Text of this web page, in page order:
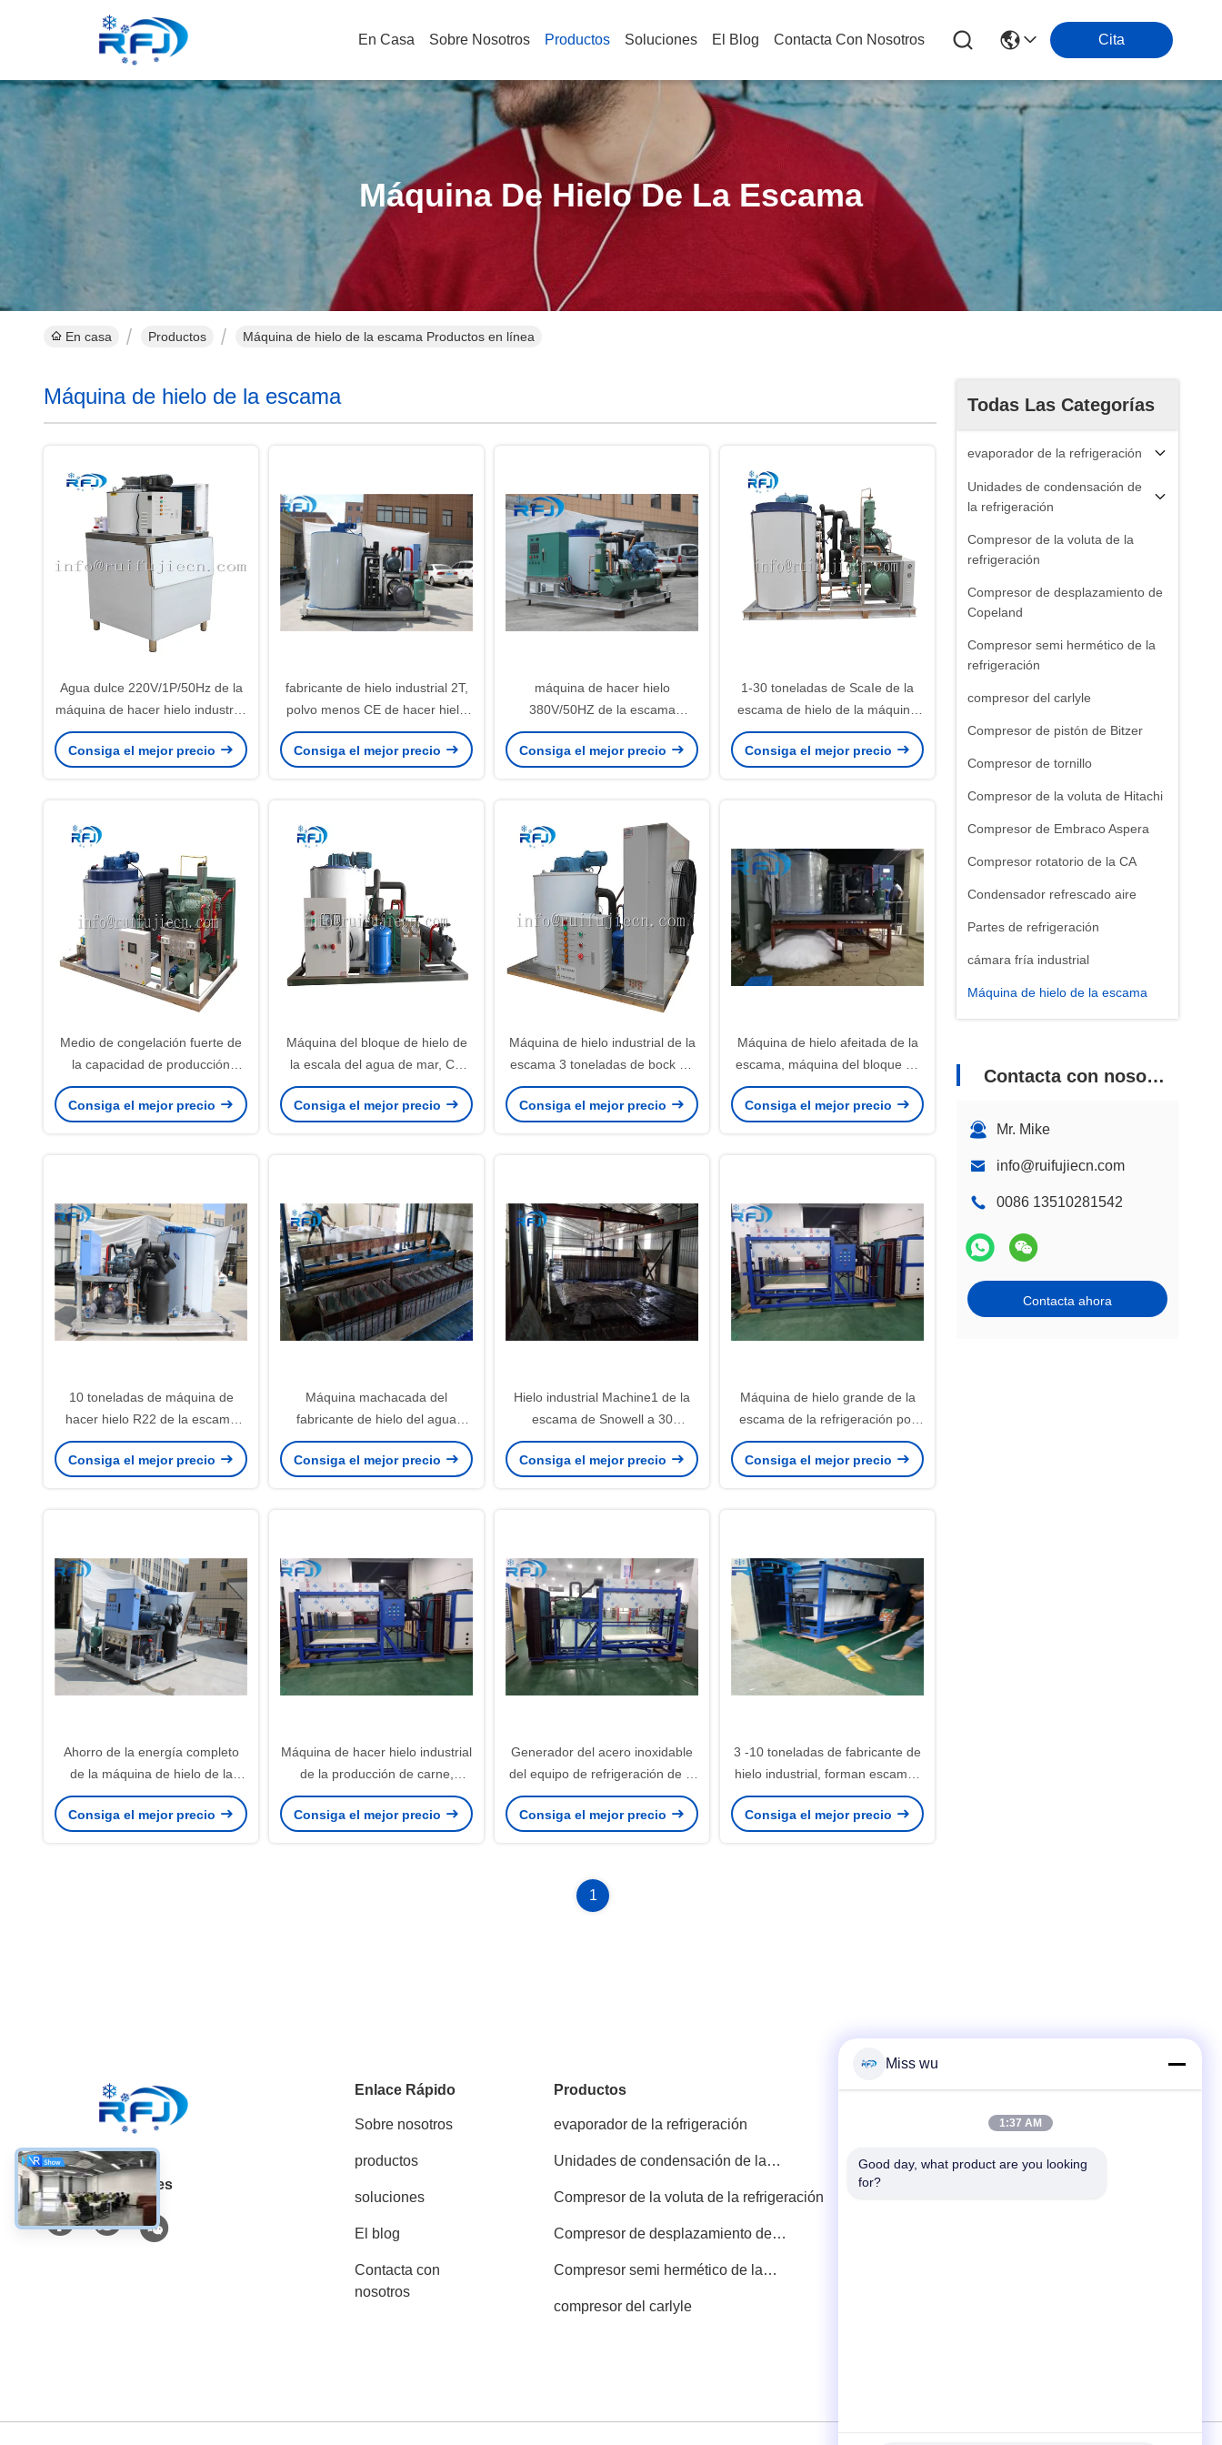
En Casa Sobre Nosotros Productos Soluciones El Blog Contacta Con Nosotros Cita
Máquina De Hielo De La Escama
En casa Productos Máquina de hielo de la escama Productos en línea
Todas Las Categorías
evaporador de la refrigeración
Unidades de condensación de
la refrigeración
Compresor de la voluta de la
refrigeración
Compresor de desplazamiento de
Copeland
Compresor semi hermético de la
refrigeración
compresor del carlyle
Compresor de pistón de Bitzer
Compresor de tornillo
Compresor de la voluta de Hitachi
Compresor de Embraco Aspera
Compresor rotatorio de la CA
Condensador refrescado aire
Partes de refrigeración
cámara fría industrial
Máquina de hielo de la escama
Contacta con nosotros
Mr. Mike
info@ruifujiecn.com
0086 13510281542
Contacta ahora
Máquina de hielo de la escama
Agua dulce 220V/1P/50Hz de la
máquina de hacer hielo industrial
de 3 toneladas para la zona de
pesca
Consiga el mejor precio
fabricante de hielo industrial 2T,
polvo menos CE de hacer hielo
de la máquina de la escama
certificado
Consiga el mejor precio
máquina de hacer hielo
380V/50HZ de la escama
industrial del tubo 1-60t/24h con
la certificación del CE
Consiga el mejor precio
1-30 toneladas de ScaIe de la
escama de hielo de la máquina
de la talla media de material
grande del acero inoxidable 304
Consiga el mejor precio
Medio de congelación fuerte de
la capacidad de producción
R404A del fabricante de hielo de
la escama de la tonelada del
Consiga el mejor precio
Máquina del bloque de hielo de
la escala del agua de mar, CE
LVD del fabricante de hielo de la
escama de la encimera
Consiga el mejor precio
Máquina de hielo industrial de la
escama 3 toneladas de bock de
380V/50HZ/compresor de
Bitzer/de
Consiga el mejor precio
Máquina de hielo afeitada de la
escama, máquina del bloque de
hielo 380V/50Hz/3P garantía de
1 año
Consiga el mejor precio
10 toneladas de máquina de
hacer hielo R22 de la escama
industrial/condición refrigerante
de R404A nueva
Consiga el mejor precio
Máquina machacada del
fabricante de hielo del agua
salada de 3 toneladas, fabricante
de hielo durable de la escama
Consiga el mejor precio
Hielo industrial Machine1 de la
escama de Snowell a 30
toneladas de grueso de
1.5~2.2m m para los pescados
Consiga el mejor precio
Máquina de hielo grande de la
escama de la refrigeración por
agua 10 toneladas de vida útil
larga refrigerante para los
Consiga el mejor precio
Ahorro de la energía completo
de la máquina de hielo de la
escama del control automático
para la transformación de los
Consiga el mejor precio
Máquina de hacer hielo industrial
de la producción de carne,
máquina 50Hz del fabricante de
hielo 380V
Consiga el mejor precio
Generador del acero inoxidable
del equipo de refrigeración de la
máquina de hielo de la escama
del agua marina
Consiga el mejor precio
3 -10 toneladas de fabricante de
hielo industrial, forman escamas
máquina de hacer hielo para la
industria del agua de mar
Consiga el mejor precio
1
Las redes sociales
Enlace Rápido
Sobre nosotros
productos
soluciones
El blog
Contacta con
nosotros
Productos
evaporador de la refrigeración
Unidades de condensación de la
Compresor de la voluta de la refrigeración
Compresor de desplazamiento de
Compresor semi hermético de la
compresor del carlyle
Contacto rápido
Miss wu
1:37 AM
Good day, what product are you looking
for?